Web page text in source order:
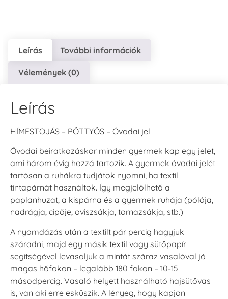
VersaCraft
Tintapárna - Lila
Mentazöld
VersaCraft
Tintapárna -
Hidegszürke -
VersaCraft
VersaCraft
Tintapárna -
Vízkék
+790 Ft
Leírás További információk
Vélemények (0)
Leírás
HÍMESTOJÁS – PÖTTYÖS – Óvodai jel
Óvodai beiratkozáskor minden gyermek kap egy jelet,
ami három évig hozzá tartozik. A gyermek óvodai jelét
tartósan a ruhákra tudjátok nyomni, ha textil
tintapárnát használtok. Így megjelölhető a
paplanhuzat, a kispárna és a gyermek ruhája (pólója,
nadrágja, cipője, oviszsákja, tornazsákja, stb.)
A nyomdázás után a textilt pár percig hagyjuk
száradni, majd egy másik textil vagy sütőpapír
segítségével levasoljuk a mintát száraz vasalóval jó
magas hőfokon – legalább 180 fokon – 10-15
másodpercig. Vasaló helyett használható hajsütővas
is, van aki erre esküszik. A lényeg, hogy kapjon